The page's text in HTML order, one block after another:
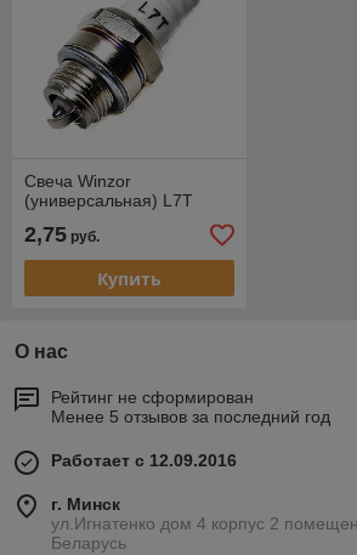
Свеча Winzor
(универсальная) L7T
2,75 руб.
Купить
О нас
Рейтинг не сформирован
Менее 5 отзывов за последний год
Работает с 12.09.2016
г. Минск
ул.Игнатенко дом 4 корпус 2
Беларусь